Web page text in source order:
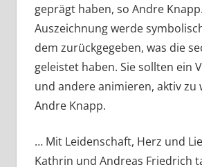
geprägt haben, so Andre
Auszeichnung werde
dem zurückgegeben, was die
geleistet haben. Sie sollten ein
und andere animieren, aktiv zu
Andre Knapp.
… Mit Leidenschaft, Herz und
Kathrin und Andreas Friedrich